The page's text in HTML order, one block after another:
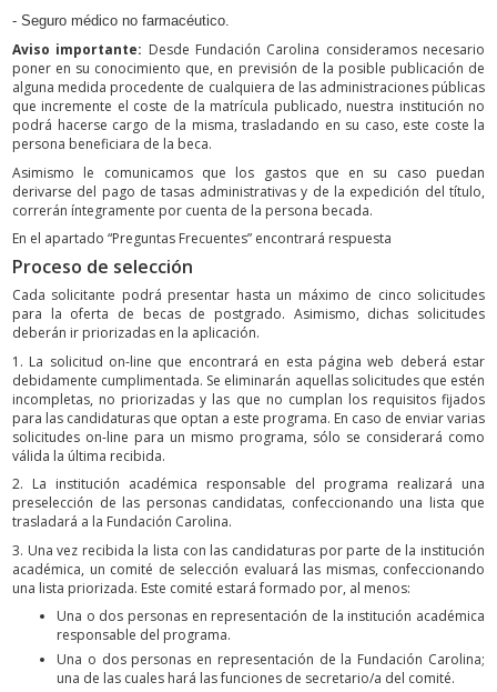
- Seguro médico no farmacéutico.
Aviso importante: Desde Fundación Carolina consideramos necesario
poner en su conocimiento que, en previsión de la posible publicación de
alguna medida procedente de cualquiera de las administraciones públicas
que incremente el coste de la matrícula publicado, nuestra institución no
podrá hacerse cargo de la misma, trasladando en su caso, este coste la
persona beneficiara de la beca.
Asimismo le comunicamos que los gastos que en su caso puedan
derivarse del pago de tasas administrativas y de la expedición del título,
correrán íntegramente por cuenta de la persona becada.
En el apartado “Preguntas Frecuentes” encontrará respuesta
Proceso de selección
Cada solicitante podrá presentar hasta un máximo de cinco solicitudes
para la oferta de becas de postgrado. Asimismo, dichas solicitudes
deberán ir priorizadas en la aplicación.
1. La solicitud on-line que encontrará en esta página web deberá estar
debidamente cumplimentada. Se eliminarán aquellas solicitudes que estén
incompletas, no priorizadas y las que no cumplan los requisitos fijados
para las candidaturas que optan a este programa. En caso de enviar varias
solicitudes on-line para un mismo programa, sólo se considerará como
válida la última recibida.
2. La institución académica responsable del programa realizará una
preselección de las personas candidatas, confeccionando una lista que
trasladará a la Fundación Carolina.
3. Una vez recibida la lista con las candidaturas por parte de la institución
académica, un comité de selección evaluará las mismas, confeccionando
una lista priorizada. Este comité estará formado por, al menos:
Una o dos personas en representación de la institución académica
responsable del programa.
Una o dos personas en representación de la Fundación Carolina;
una de las cuales hará las funciones de secretario/a del comité.